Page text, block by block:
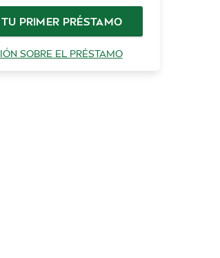
PRIMER PRÉSTAMO
SOBRE EL PRÉSTAMO